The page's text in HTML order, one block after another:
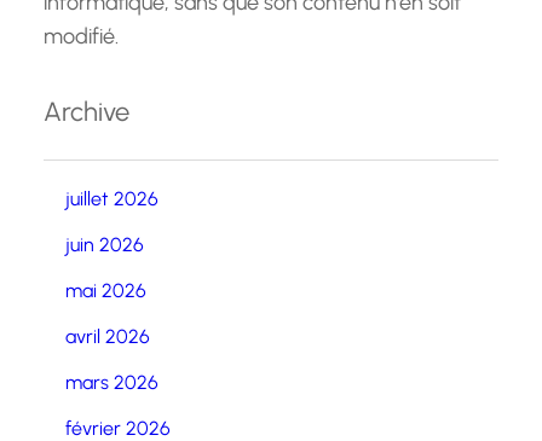
modifié.
Archive
juillet 2026
juin 2026
mai 2026
avril 2026
mars 2026
février 2026